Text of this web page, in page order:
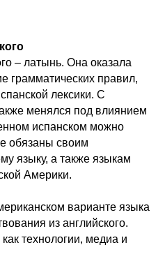
– латынь. Она оказала
грамматических правил,
лексики. С
менялся под влиянием
испанском можно
обязаны своим
языку, а также языкам
Америки.
варианте языка
из английского.
технологии, медиа и